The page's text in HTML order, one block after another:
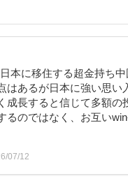
に移住する超金持ち中
はあるが日本に強い思い
長すると信じて多額の
のではなく、お互い
07/12